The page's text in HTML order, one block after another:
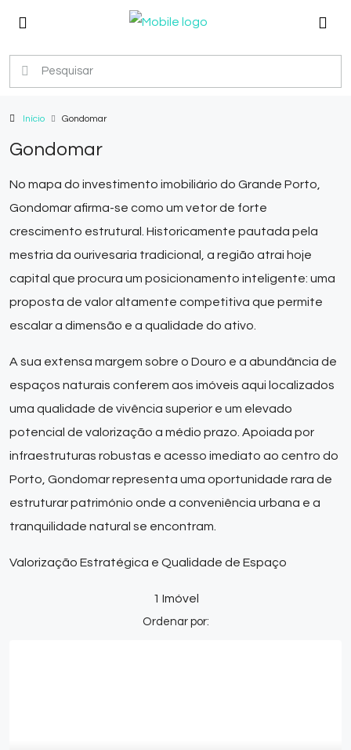
Início Gondomar
Gondomar
No mapa do investimento imobiliário do Grande Porto,
Gondomar afirma-se como um vetor de forte
crescimento estrutural. Historicamente pautada pela
mestria da ourivesaria tradicional, a região atrai hoje
capital que procura um posicionamento inteligente: uma
proposta de valor altamente competitiva que permite
escalar a dimensão e a qualidade do ativo.
A sua extensa margem sobre o Douro e a abundância de
espaços naturais conferem aos imóveis aqui localizados
uma qualidade de vivência superior e um elevado
potencial de valorização a médio prazo. Apoiada por
infraestruturas robustas e acesso imediato ao centro do
Porto, Gondomar representa uma oportunidade rara de
estruturar património onde a conveniência urbana e a
tranquilidade natural se encontram.
Valorização Estratégica e Qualidade de Espaço
1 Imóvel
Ordenar por: